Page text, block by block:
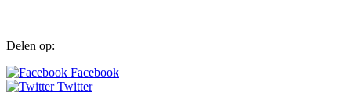
Delen op:
Facebook
Twitter